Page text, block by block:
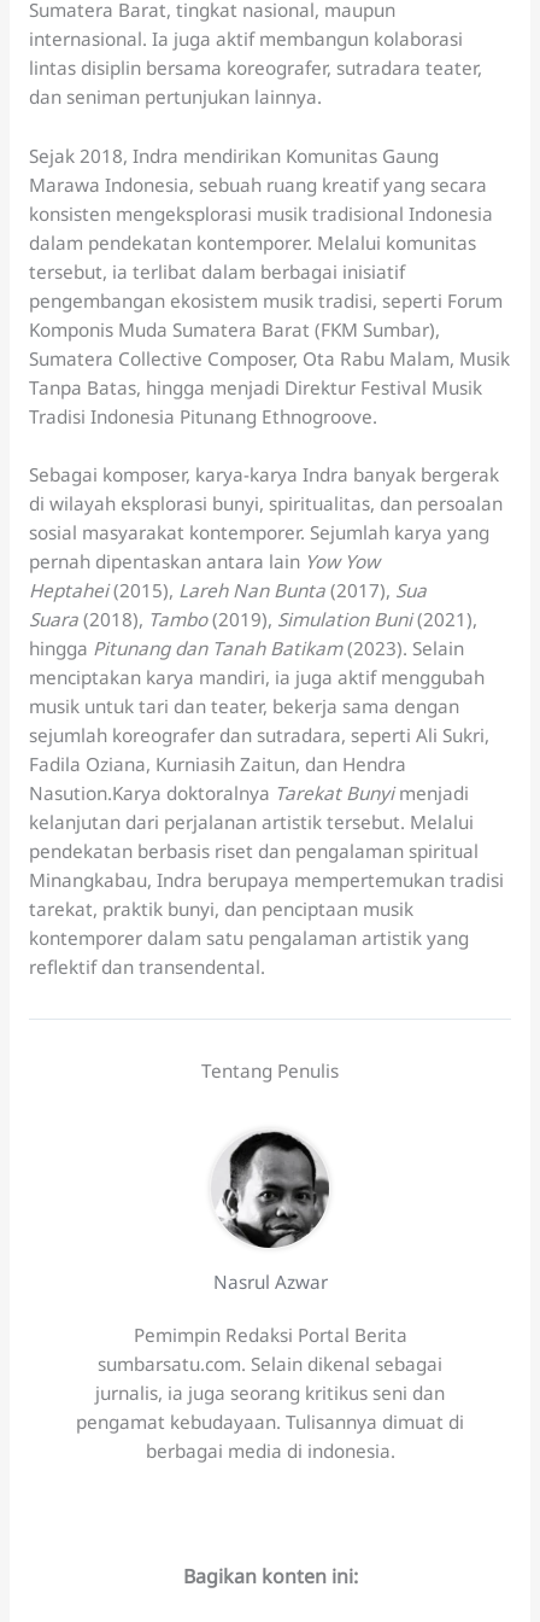
Sumatera Barat, tingkat nasional, maupun
internasional. Ia juga aktif membangun kolaborasi
lintas disiplin bersama koreografer, sutradara teater,
dan seniman pertunjukan lainnya.
Sejak 2018, Indra mendirikan Komunitas Gaung
Marawa Indonesia, sebuah ruang kreatif yang secara
konsisten mengeksplorasi musik tradisional Indonesia
dalam pendekatan kontemporer. Melalui komunitas
tersebut, ia terlibat dalam berbagai inisiatif
pengembangan ekosistem musik tradisi, seperti Forum
Komponis Muda Sumatera Barat (FKM Sumbar),
Sumatera Collective Composer, Ota Rabu Malam, Musik
Tanpa Batas, hingga menjadi Direktur Festival Musik
Tradisi Indonesia Pitunang Ethnogroove.
Sebagai komposer, karya-karya Indra banyak bergerak
di wilayah eksplorasi bunyi, spiritualitas, dan persoalan
sosial masyarakat kontemporer. Sejumlah karya yang
pernah dipentaskan antara lain Yow Yow
Heptahei(2015), Lareh Nan Bunta(2017), Sua
Suara(2018), Tambo(2019), Simulation Buni(2021),
hingga Pitunang dan Tanah Batikam(2023). Selain
menciptakan karya mandiri, ia juga aktif menggubah
musik untuk tari dan teater, bekerja sama dengan
sejumlah koreografer dan sutradara, seperti Ali Sukri,
Fadila Oziana, Kurniasih Zaitun, dan Hendra
Nasution.Karya doktoralnya Tarekat Bunyimenjadi
kelanjutan dari perjalanan artistik tersebut. Melalui
pendekatan berbasis riset dan pengalaman spiritual
Minangkabau, Indra berupaya mempertemukan tradisi
tarekat, praktik bunyi, dan penciptaan musik
kontemporer dalam satu pengalaman artistik yang
reflektif dan transendental.
Tentang Penulis
Nasrul Azwar
Pemimpin Redaksi Portal Berita
sumbarsatu.com. Selain dikenal sebagai
jurnalis, ia juga seorang kritikus seni dan
pengamat kebudayaan. Tulisannya dimuat di
berbagai media di indonesia.
Bagikan konten ini: